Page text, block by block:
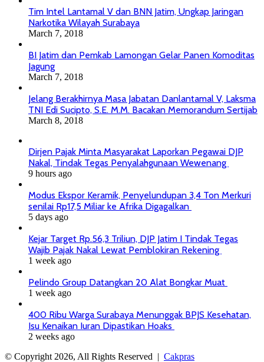
Tim Intel Lantamal V dan BNN Jatim, Ungkap Jaringan
Narkotika Wilayah Surabaya
March 7, 2018
BI Jatim dan Pemkab Lamongan Gelar Panen Komoditas
Jagung
March 7, 2018
Jelang Berakhirnya Masa Jabatan Danlantamal V, Laksma
TNI Edi Sucipto, S.E. M.M. Bacakan Memorandum Sertijab
March 8, 2018
Dirjen Pajak Minta Masyarakat Laporkan Pegawai DJP
Nakal, Tindak Tegas Penyalahgunaan Wewenang
9 hours ago
Modus Ekspor Keramik, Penyelundupan 3,4 Ton Merkuri
senilai Rp17,5 Miliar ke Afrika Digagalkan
5 days ago
Kejar Target Rp.56,3 Triliun, DJP Jatim I Tindak Tegas
Wajib Pajak Nakal Lewat Pemblokiran Rekening
1 week ago
Pelindo Group Datangkan 20 Alat Bongkar Muat
1 week ago
400 Ribu Warga Surabaya Menunggak BPJS Kesehatan,
Isu Kenaikan Iuran Dipastikan Hoaks
2 weeks ago
© Copyright 2026, All Rights Reserved | Cakpras